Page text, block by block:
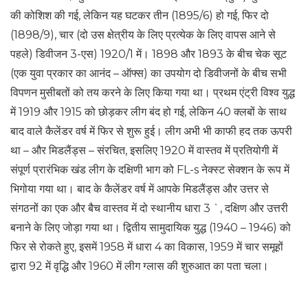
की कोशिश की गई, लेकिन यह घटकर तीन (1895/6) हो गई, फिर दो
(1898/9), चार (दो उस क्षेत्रीय के लिए प्रत्येक के लिए वापस आने से
पहले) डिवीजन 3-एस) 1920/1 में। 1898 और 1893 के बीच चेक सूट
(एक युवा प्रकार का आनंद – ऑफ्स) का उपयोग दो डिवीजनों के बीच सभी
विपणन मुसीबतों को तय करने के लिए किया गया था। प्रथम एंट्री विश्व युद्ध
में 1919 और 1915 को छोड़कर लीग बंद हो गई, लेकिन 40 क्लबों के साथ
बाद वाले कैलेंडर वर्ष में फिर से शुरू हुई। लीग अभी भी काफी हद तक ऊपरी
था – और मिडलैंड्स – संरचित, इसलिए 1920 में वास्तव में प्रतियोगी में
संपूर्ण प्रारंभिक खंड लीग के दक्षिणी भाग को FL-s नेक्स्ट सेक्शन के रूप में
भिगोया गया था। बाद के कैलेंडर वर्ष में आपके मिडलैंड्स और उत्तर से
संगठनों का एक और बैच वास्तव में दो स्थानीय धारा 3 `, दक्षिण और उत्तरी
बनाने के लिए जोड़ा गया था। द्वितीय सामुदायिक युद्ध (1940 – 1946) को
फिर से रोकते हुए, इसमें 1958 में धारा 4 का विकास, 1959 में चार समूहों
द्वारा 92 में वृद्धि और 1960 में लीग ग्लास की शुरुआत का पता चला।